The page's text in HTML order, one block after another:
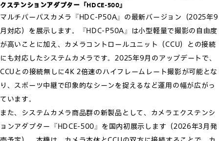
クステンションアダプター『HDCE-500』
マルチパーパスカメラ『HDC-P50A』の最新バージョン（2025年9
月対応）を展示します。『HDC-P50A』は小型軽量で撮影の自由度
が高いことに加え、カメラコントロールユニット（CCU）との接続
にも対応したシステムカメラです。2025年9月のアップデートで、
CCUとの接続無しに4K 2倍速のハイフレームレート撮影が可能とな
り、スポーツ中継で印象的なシーンを捉えるなど運用の幅が広がっ
ています。
また、システムカメラ商品群の新製品として、カメラエクステンシ
ョンアダプター『HDCE-500』を国内初展示します（2026年3月発